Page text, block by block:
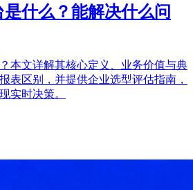
什么？能解决什么问
本文详解其核心定义、业务价值与典
表区别，并提供企业选型评估指南，
实时决策。